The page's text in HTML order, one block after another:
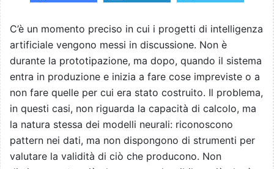
C’è un momento preciso in cui i progetti di intelligenza
artificiale vengono messi in discussione. Non è
durante la prototipazione, ma dopo, quando il sistema
entra in produzione e inizia a fare cose impreviste o a
non fare quelle per cui era stato costruito. Il problema,
in questi casi, non riguarda la capacità di calcolo, ma
la natura stessa dei modelli neurali: riconoscono
pattern nei dati, ma non dispongono di strumenti per
valutare la validità di ciò che producono. Non